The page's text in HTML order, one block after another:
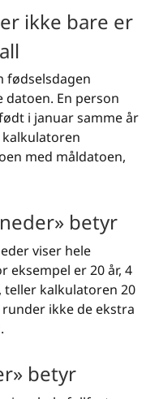
ikke bare er
fødselsdagen
En person
i januar samme år
kalkulatoren
med måldatoen,
betyr
viser hele
eksempel er 20 år, 4
teller kalkulatoren 20
ikke de ekstra
betyr